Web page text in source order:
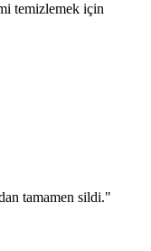
temizlemek için
tamamen sildi."